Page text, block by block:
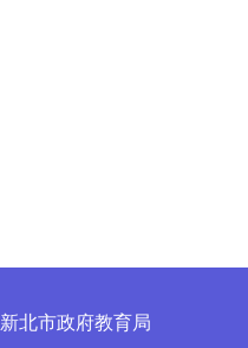
新北市政府教育局